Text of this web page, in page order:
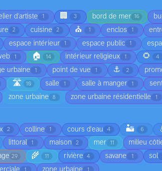
d'artiste 1 🏢 3 bord de mer 16
2 cuisine 2 ⛪ 1 enclos 1
espace intérieur 1 espace public 1
1 🏠 14 intérieur religieux 1 🌻 4
urbaine 1 point de vue 1 ⚓ 2
🛣️ 10 salle 1 salle à manger 1
zone urbaine 8 zone urbaine résidentielle 1
2 colline 1 cours d'eau 4 🏜️ 6
littoral 1 maison 2 mer 11 milieu
29 🌾 11 rivière 4 savane 1 sol